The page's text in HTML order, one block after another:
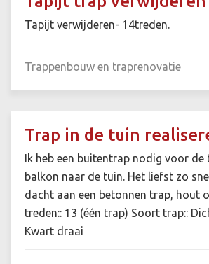
Tapijt verwijderen- 14treden.
Trappenbouw en traprenovatie
Trap in de tuin
Ik heb een buitentrap nodig voor de
balkon naar de tuin. Het liefst zo
dacht aan een betonnen trap, hout
treden:: 13 (één trap) Soort trap::
Kwart draai